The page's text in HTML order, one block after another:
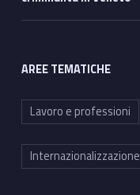
AREE TEMATICHE
Lavoro e professioni
Internazionalizzazione